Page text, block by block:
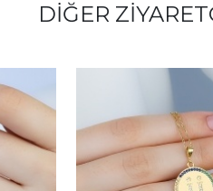
DIĞER